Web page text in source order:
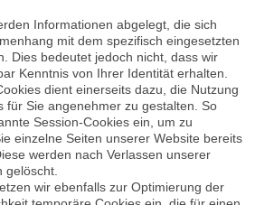
Informationen abgelegt, die sich
mit dem spezifisch eingesetzten
Dies bedeutet jedoch nicht, dass wir
Kenntnis von Ihrer Identität erhalten.
dient einerseits dazu, die Nutzung
für Sie angenehmer zu gestalten. So
Session-Cookies ein, um zu
einzelne Seiten unserer Website bereits
werden nach Verlassen unserer
gelöscht.
wir ebenfalls zur Optimierung der